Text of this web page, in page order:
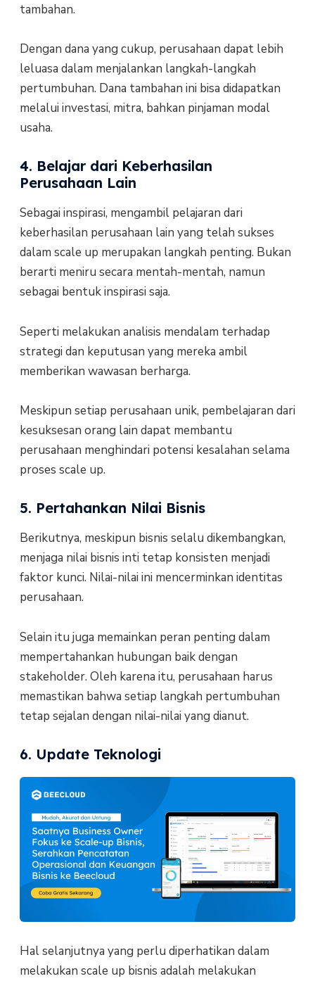
tambahan.
Dengan dana yang cukup, perusahaan dapat lebih
leluasa dalam menjalankan langkah-langkah
pertumbuhan. Dana tambahan ini bisa didapatkan
melalui investasi, mitra, bahkan pinjaman modal
usaha.
4. Belajar dari Keberhasilan
Perusahaan Lain
Sebagai inspirasi, mengambil pelajaran dari
keberhasilan perusahaan lain yang telah sukses
dalam scale up merupakan langkah penting. Bukan
berarti meniru secara mentah-mentah, namun
sebagai bentuk inspirasi saja.
Seperti melakukan analisis mendalam terhadap
strategi dan keputusan yang mereka ambil
memberikan wawasan berharga.
Meskipun setiap perusahaan unik, pembelajaran dari
kesuksesan orang lain dapat membantu
perusahaan menghindari potensi kesalahan selama
proses scale up.
5. Pertahankan Nilai Bisnis
Berikutnya, meskipun bisnis selalu dikembangkan,
menjaga nilai bisnis inti tetap konsisten menjadi
faktor kunci. Nilai-nilai ini mencerminkan identitas
perusahaan.
Selain itu juga memainkan peran penting dalam
mempertahankan hubungan baik dengan
stakeholder. Oleh karena itu, perusahaan harus
memastikan bahwa setiap langkah pertumbuhan
tetap sejalan dengan nilai-nilai yang dianut.
6. Update Teknologi
Hal selanjutnya yang perlu diperhatikan dalam
melakukan scale up bisnis adalah melakukan